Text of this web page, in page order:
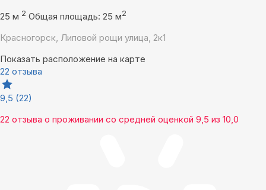
25 м 2 Общая площадь: 25 м2
Красногорск, Липовой рощи улица, 2к1
Показать расположение на карте
22 отзыва
9,5 (22)
22 отзыва о проживании со средней оценкой 9,5 из 10,0